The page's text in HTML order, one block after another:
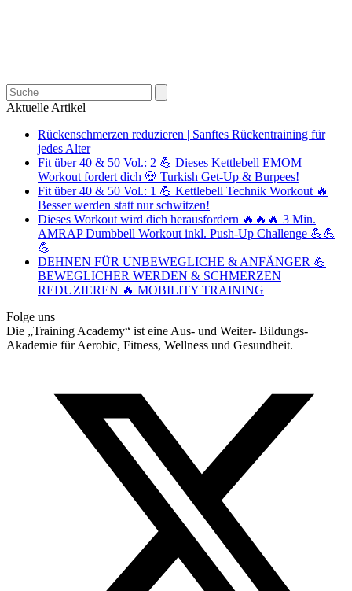
Search
Aktuelle Artikel
Rückenschmerzen reduzieren | Sanftes Rückentraining für
jedes Alter
Fit über 40 & 50 Vol.: 2 💪 Dieses Kettlebell EMOM
Workout fordert dich 💀 Turkish Get-Up & Burpees!
Fit über 40 & 50 Vol.: 1 💪 Kettlebell Technik Workout 🔥
Besser werden statt nur schwitzen!
Dieses Workout wird dich herausfordern 🔥🔥🔥 3 Min.
AMRAP Dumbbell Workout inkl. Push-Up Challenge 💪💪
💪
DEHNEN FÜR UNBEWEGLICHE & ANFÄNGER 💪
BEWEGLICHER WERDEN & SCHMERZEN
REDUZIEREN 🔥 MOBILITY TRAINING
Folge uns
Die „Training Academy“ ist eine Aus- und Weiter- Bildungs-
Akademie für Aerobic, Fitness, Wellness und Gesundheit.